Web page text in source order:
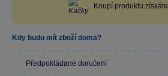
Koupí produktu získáte
Kdy budu mít zboží doma?
Předpokládané doručení